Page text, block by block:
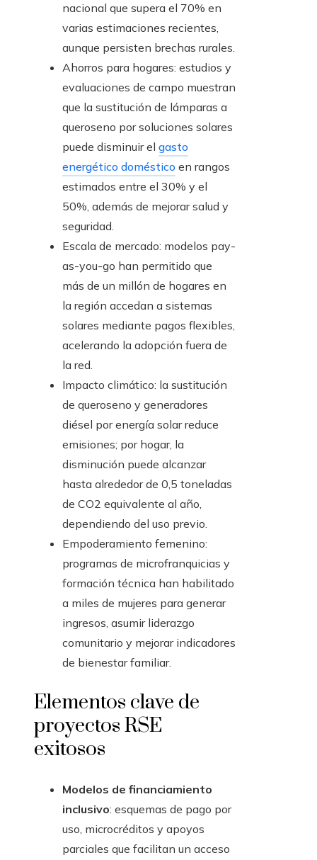
nacional que supera el 70% en
varias estimaciones recientes,
aunque persisten brechas rurales.
Ahorros para hogares: estudios y
evaluaciones de campo muestran
que la sustitución de lámparas a
queroseno por soluciones solares
puede disminuir el gasto
energético doméstico en rangos
estimados entre el 30% y el
50%, además de mejorar salud y
seguridad.
Escala de mercado: modelos pay-
as-you-go han permitido que
más de un millón de hogares en
la región accedan a sistemas
solares mediante pagos flexibles,
acelerando la adopción fuera de
la red.
Impacto climático: la sustitución
de queroseno y generadores
diésel por energía solar reduce
emisiones; por hogar, la
disminución puede alcanzar
hasta alrededor de 0,5 toneladas
de CO2 equivalente al año,
dependiendo del uso previo.
Empoderamiento femenino:
programas de microfranquicias y
formación técnica han habilitado
a miles de mujeres para generar
ingresos, asumir liderazgo
comunitario y mejorar indicadores
de bienestar familiar.
Elementos clave de
proyectos RSE
exitosos
Modelos de financiamiento
inclusivo: esquemas de pago por
uso, microcréditos y apoyos
parciales que facilitan un acceso